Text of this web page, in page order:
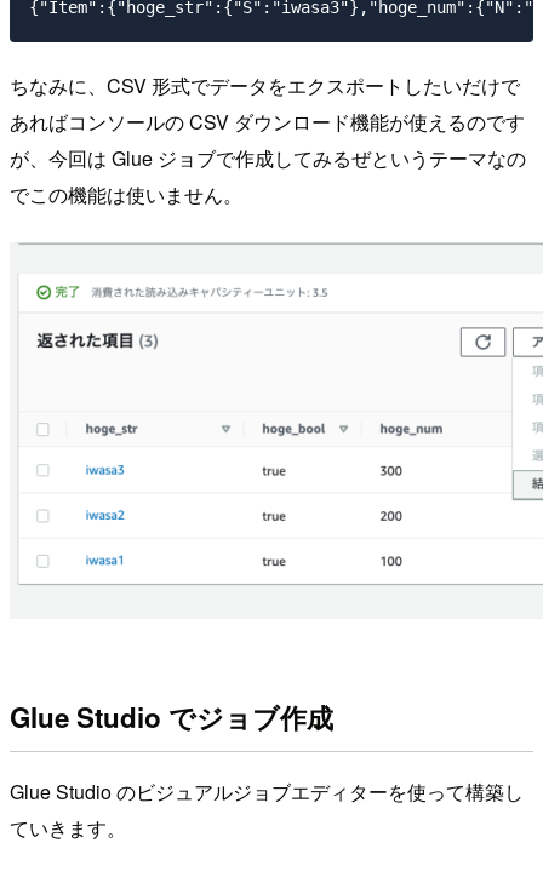
ちなみに、CSV 形式でデータをエクスポートしたいだけで
あればコンソールの CSV ダウンロード機能が使えるのです
が、今回は Glue ジョブで作成してみるぜというテーマなの
でこの機能は使いません。
Glue Studio でジョブ作成
Glue Studio のビジュアルジョブエディターを使って構築し
ていきます。